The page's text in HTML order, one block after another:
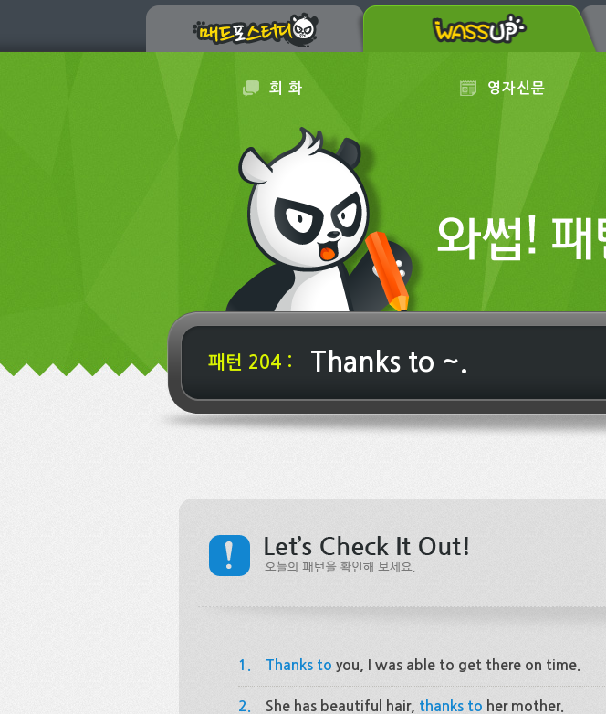
회 화 영자신문
패턴 204 : Thanks to ~.
1. Thanks to you, I was able to get there on time.
2. She has beautiful hair, thanks to her mother.